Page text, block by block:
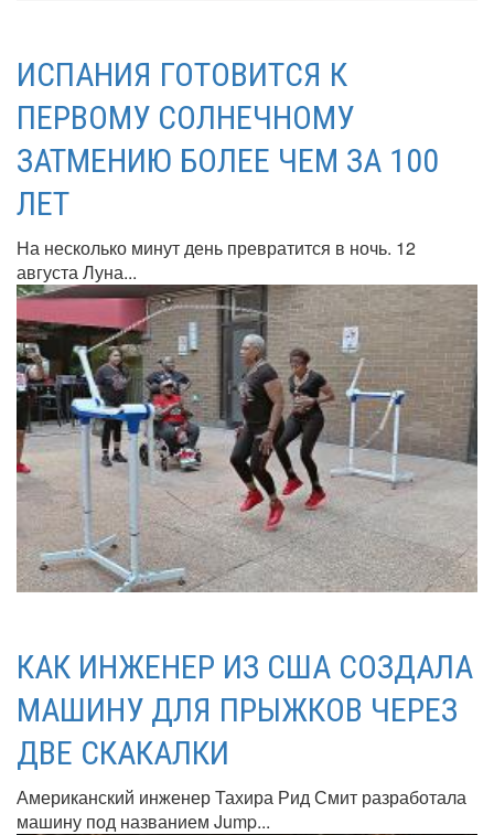
ИСПАНИЯ ГОТОВИТСЯ К
ПЕРВОМУ СОЛНЕЧНОМУ
ЗАТМЕНИЮ БОЛЕЕ ЧЕМ ЗА 100
ЛЕТ
На несколько минут день превратится в ночь. 12
августа Луна...
КАК ИНЖЕНЕР ИЗ США СОЗДАЛА
МАШИНУ ДЛЯ ПРЫЖКОВ ЧЕРЕЗ
ДВЕ СКАКАЛКИ
Американский инженер Тахира Рид Смит разработала
машину под названием Jump...